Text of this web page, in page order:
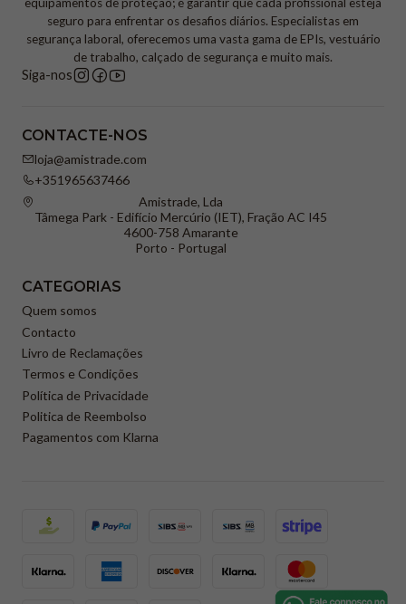
seguro para enfrentar os desafios diários. Especialistas em
segurança laboral, oferecemos uma vasta gama de EPIs, vestuário
de trabalho, calçado de segurança e muito mais.
Siga-nos
CONTACTE-NOS
loja@amistrade.com
+351965637466
Amistrade, Lda
Tâmega Park - Edifício Mercúrio (IET), Fração AC I45
4600-758 Amarante
Porto - Portugal
CATEGORIAS
Quem somos
Contacto
Livro de Reclamações
Termos e Condições
Política de Privacidade
Politica de Reembolso
Pagamentos com Klarna